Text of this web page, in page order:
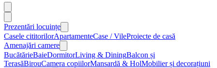
Prezentări locuințe
Casele cititorilorApartamenteCase / VileProiecte de casă
Amenajări camere
BucătărieBaieDormitorLiving & DiningBalcon și
TerasăBirouCamera copiilorMansardă & HolMobilier și decorațiuni